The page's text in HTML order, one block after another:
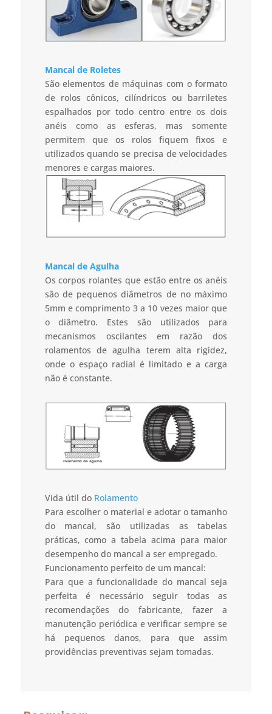
Mancal de Roletes
São elementos de máquinas com o formato
de rolos cônicos, cilíndricos ou barriletes
espalhados por todo centro entre os dois
anéis como as esferas, mas somente
permitem que os rolos fiquem fixos e
utilizados quando se precisa de velocidades
menores e cargas maiores.
Mancal de Agulha
Os corpos rolantes que estão entre os anéis
são de pequenos diâmetros de no máximo
5mm e comprimento 3 a 10 vezes maior que
o diâmetro. Estes são utilizados para
mecanismos oscilantes em razão dos
rolamentos de agulha terem alta rigidez,
onde o espaço radial é limitado e a carga
não é constante.
Vida útil do Rolamento
Para escolher o material e adotar o tamanho
do mancal, são utilizadas as tabelas
práticas, como a tabela acima para maior
desempenho do mancal a ser empregado.
Funcionamento perfeito de um mancal:
Para que a funcionalidade do mancal seja
perfeita é necessário seguir todas as
recomendações do fabricante, fazer a
manutenção periódica e verificar sempre se
há pequenos danos, para que assim
providências preventivas sejam tomadas.